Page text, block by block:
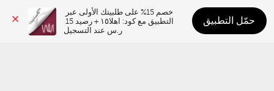
ر.س عند التسجيل
حمّل التطبيق